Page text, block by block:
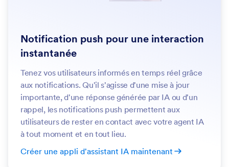
Notification push pour une interaction
instantanée
Tenez vos utilisateurs informés en temps réel grâce
aux notifications. Qu'il s'agisse d'une mise à jour
importante, d'une réponse générée par IA ou d'un
rappel, les notifications push permettent aux
utilisateurs de rester en contact avec votre agent IA
à tout moment et en tout lieu.
Créer une appli d'assistant IA maintenant